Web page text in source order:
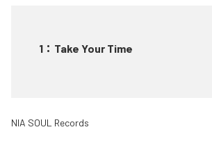
1 ： Take Your Time
NIA SOUL Records